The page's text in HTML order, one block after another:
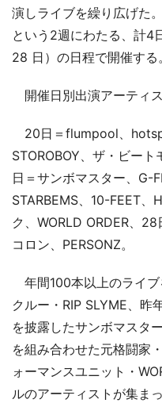
演しライブを繰り広げた
という2週にわたる、計4
28 日）の日程で開催する。
開催日別出演アーティス
20日＝flumpool、
STOROBOY、ザ・ビー
日＝サンボマスター、G-
STARBEMS、10-FEET、
ク、WORLD ORDER、
コロン、PERSONZ。
年間100本以上のライ
クルー・RIP SLYME、昨
を披露したサンボマスタ
を組み合わせた元格闘家
ォーマンスユニット・
ルのアーティストが集まっ